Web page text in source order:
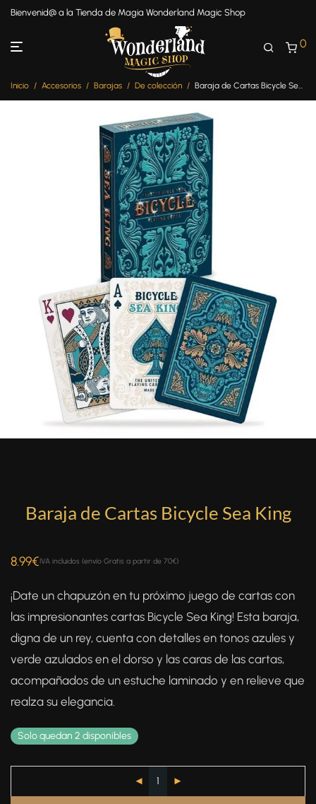
Bienvenid@ a la Tienda de Magia Wonderland Magic Shop
0
Inicio / Accesorios / Barajas / De colección / Baraja de Cartas Bicycle Sea King
Baraja de Cartas Bicycle Sea King
8.99€IVA incluidos (envío Gratis a partir de 70€)
¡Date un chapuzón en tu próximo juego de cartas con
las impresionantes cartas Bicycle Sea King! Esta baraja,
digna de un rey, cuenta con detalles en tonos azules y
verde azulados en el dorso y las caras de las cartas,
acompañados de un estuche laminado y en relieve que
realza su elegancia.
Solo quedan 2 disponibles